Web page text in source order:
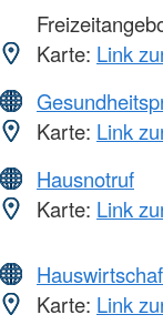
Karte: Link
Karte: Link
Hausnotruf
Karte: Link
Karte: Link